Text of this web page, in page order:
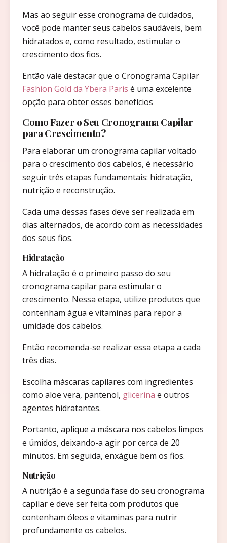
Mas ao seguir esse cronograma de cuidados,
você pode manter seus cabelos saudáveis, bem
hidratados e, como resultado, estimular o
crescimento dos fios.
Então vale destacar que o Cronograma Capilar
Fashion Gold da Ybera Paris é uma excelente
opção para obter esses benefícios
Como Fazer o Seu Cronograma Capilar
para Crescimento?
Para elaborar um cronograma capilar voltado
para o crescimento dos cabelos, é necessário
seguir três etapas fundamentais: hidratação,
nutrição e reconstrução.
Cada uma dessas fases deve ser realizada em
dias alternados, de acordo com as necessidades
dos seus fios.
Hidratação
A hidratação é o primeiro passo do seu
cronograma capilar para estimular o
crescimento. Nessa etapa, utilize produtos que
contenham água e vitaminas para repor a
umidade dos cabelos.
Então recomenda-se realizar essa etapa a cada
três dias.
Escolha máscaras capilares com ingredientes
como aloe vera, pantenol, glicerina e outros
agentes hidratantes.
Portanto, aplique a máscara nos cabelos limpos
e úmidos, deixando-a agir por cerca de 20
minutos. Em seguida, enxágue bem os fios.
Nutrição
A nutrição é a segunda fase do seu cronograma
capilar e deve ser feita com produtos que
contenham óleos e vitaminas para nutrir
profundamente os cabelos.